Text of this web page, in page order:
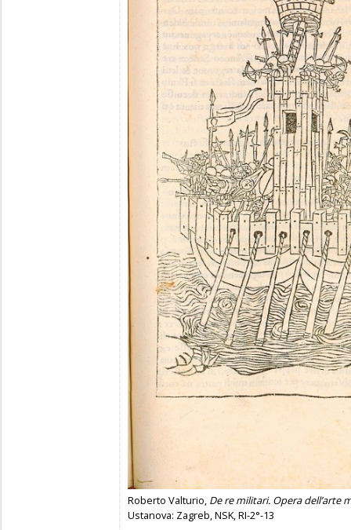
Roberto Valturio, De re militari. Opera dell’arte
Ustanova: Zagreb, NSK, RI-2°-13